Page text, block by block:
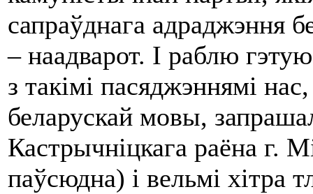
сапраўднага адраджэння
– наадварот. І раблю
з такімі пасяджэннямі
беларускай мовы,
Кастрычніцкага раёна г.
паўсюдна) і вельмі хітра